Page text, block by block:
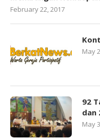
February 22, 2017
May
92
dan
May